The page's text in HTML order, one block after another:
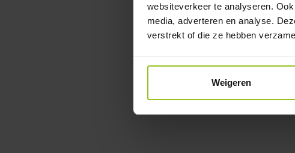
websiteverkeer te analyseren.
media, adverteren en analyse.
verstrekt of die ze hebben
Weigeren